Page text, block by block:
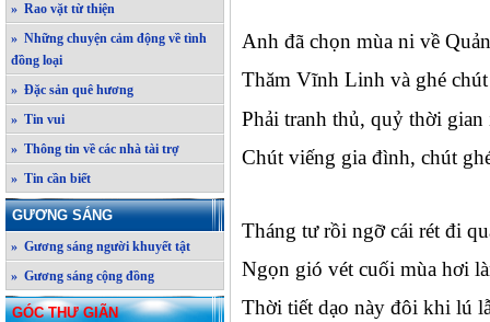
» Rao vặt từ thiện
» Những chuyện cảm động về tình
đồng loại
» Đặc sản quê hương
» Tin vui
» Thông tin về các nhà tài trợ
» Tin cần biết
GƯƠNG SÁNG
» Gương sáng người khuyết tật
» Gương sáng cộng đồng
GÓC THƯ GIÃN
Anh đã chọn mùa ni về
Thăm Vĩnh Linh và ghé
Phải tranh thủ, quỷ thời
Chút viếng gia đình, chút
Tháng tư rồi ngỡ cái rét đi
Ngọn gió vét cuối mùa hơi
Thời tiết dạo này đôi khi lú